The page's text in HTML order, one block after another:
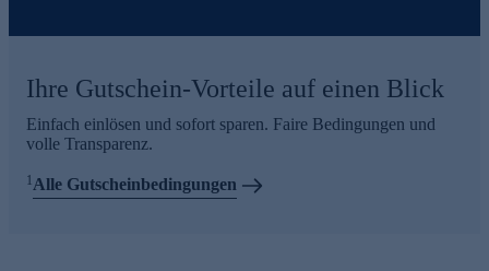
Ihre Gutschein-Vorteile auf einen Blick
Einfach einlösen und sofort sparen. Faire Bedingungen und
volle Transparenz.
1Alle Gutscheinbedingungen